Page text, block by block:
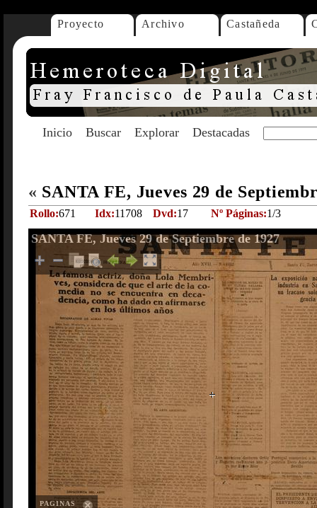
Proyecto Archivo Castañeda
Inicio Buscar Explorar Destacadas
« SANTA FE, Jueves 29 de
Rollo:671 Idx:11708 Dvd:17 Nº Páginas:1/3
SANTA FE, Jueves 29 de Septiembre de 1927
PAGINAS